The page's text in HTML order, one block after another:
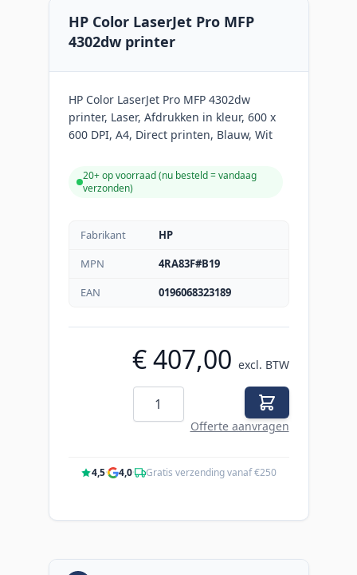
HP Color LaserJet Pro MFP
4302dw printer
HP Color LaserJet Pro MFP 4302dw
printer, Laser, Afdrukken in kleur, 600 x
600 DPI, A4, Direct printen, Blauw, Wit
20+ op voorraad (nu besteld = vandaag
verzonden)
Fabrikant
HP
MPN
4RA83F#B19
EAN
0196068323189
€ 407,00 excl. BTW
Aantal
Offerte aanvragen
4,5· 4,0· Gratis verzending vanaf €250